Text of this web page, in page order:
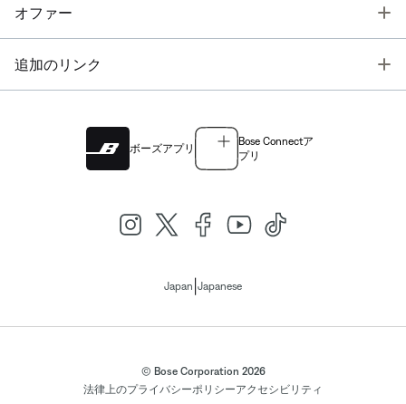
オファー
追加のリンク
ボーズアプリ
Bose Connectア
プリ
Japan Japanese
© Bose Corporation 2026
法律上のプライバシーポリシーアクセシビリティ